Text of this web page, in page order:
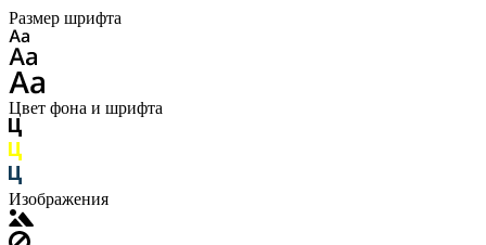
Размер шрифта
Цвет фона и шрифта
Изображения